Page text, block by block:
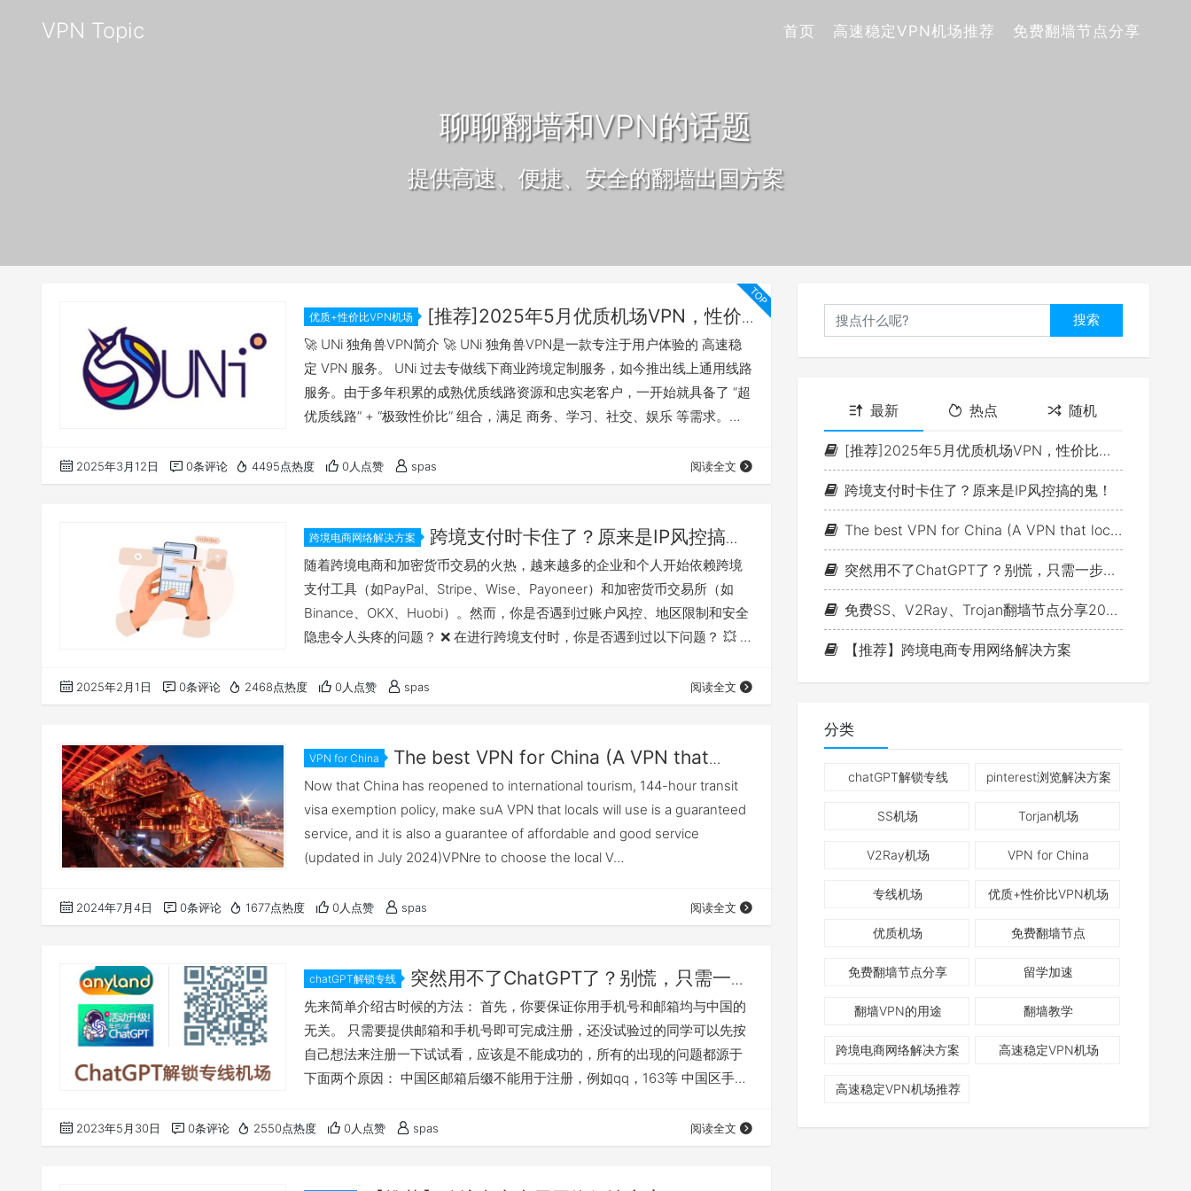
VPN Topic 首页 高速稳定VPN机场推荐 免费翻墙节点分享
聊聊翻墙和VPN的话题
提供高速、便捷、安全的翻墙出国方案
优质+性价比VPN机场
[推荐]2025年5月优质机场VPN，性价
比拉满——UNi独角兽 科学上网
🚀 UNi 独角兽VPN简介 🚀 UNi 独角兽VPN是一款专注于用户体验的 高速稳
定 VPN 服务。 UNi 过去专做线下商业跨境定制服务，如今推出线上通用线路
服务。由于多年积累的成熟优质线路资源和忠实老客户，一开始就具备了 “超
优质线路” + “极致性价比” 组合，满足 商务、学习、社交、娱乐 等需求。当
别家宽节点，解决普通节点难以完成的任务。某些情况使用家宽节点，无需
额外定制IP，大大降低了用户的整体使用成本，真是 超级良心！…
2025年3月12日 0条评论 4495点热度 0人点赞 spas 阅读全文
跨境电商网络解决方案
跨境支付时卡住了？原来是IP风控搞的
鬼！
随着跨境电商和加密货币交易的火热，越来越多的企业和个人开始依赖跨境
支付工具（如PayPal、Stripe、Wise、Payoneer）和加密货币交易所（如
Binance、OKX、Huobi）。然而，你是否遇到过账户风控、地区限制和安全
隐患令人头疼的问题？ ❌ 在进行跨境支付时，你是否遇到过以下问题？ 💥 支
测，导致平台暂停服务 这些问题的背后，往往源于支付平台对IP地址的严格
检测与风控机制。由于不同地区的IP地址有不同的使用习惯，支付平台…
2025年2月1日 0条评论 2468点热度 0人点赞 spas 阅读全文
VPN for China
The best VPN for China (A VPN that
locals will use (updated in July 2024))
Now that China has reopened to international tourism, 144-hour transit
visa exemption policy, make suA VPN that locals will use is a guaranteed
service, and it is also a guarantee of affordable and good service
(updated in July 2024)VPNre to choose the local V…
2024年7月4日 0条评论 1677点热度 0人点赞 spas 阅读全文
chatGPT解锁专线
突然用不了ChatGPT了？别慌，只需一步
稳定解锁ChatGPT线路来了兄弟~
先来简单介绍古时候的方法： 首先，你要保证你用手机号和邮箱均与中国的
无关。 只需要提供邮箱和手机号即可完成注册，还没试验过的同学可以先按
自己想法来注册一下试试看，应该是不能成功的，所有的出现的问题都源于
下面两个原因： 中国区邮箱后缀不能用于注册，例如qq，163等 中国区手机
该怎么解决呢？两个事项： 注册一个 gmail 账号 租一个 chatgpt 允许的国家
手机号用于验证码获取 如果你觉得以上方法已经完成也解决不了问题？ 那就
2023年5月30日 0条评论 2550点热度 0人点赞 spas 阅读全文
搜索
最新 热点 随机
[推荐]2025年5月优质机场VPN，性价比拉满——UNi独角兽 科学上网
跨境支付时卡住了？原来是IP风控搞的鬼！
The best VPN for China (A VPN that locals will use (updated in July 2024))
突然用不了ChatGPT了？别慌，只需一步稳定解锁ChatGPT线路来了兄弟~
免费SS、V2Ray、Trojan翻墙节点分享2024.05.6
【推荐】跨境电商专用网络解决方案
分类
chatGPT解锁专线 pinterest浏览解决方案
SS机场 Torjan机场
V2Ray机场 VPN for China
专线机场 优质+性价比VPN机场
优质机场 免费翻墙节点
免费翻墙节点分享 留学加速
翻墙VPN的用途 翻墙教学
跨境电商网络解决方案 高速稳定VPN机场
高速稳定VPN机场推荐